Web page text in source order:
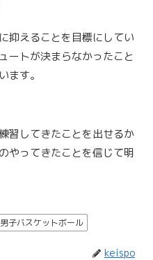
抑えることを目標にしてい
ートが決まらなかったこと
ます。
習してきたことを出せるか
やってきたことを信じて明
子バスケットボール
keispo